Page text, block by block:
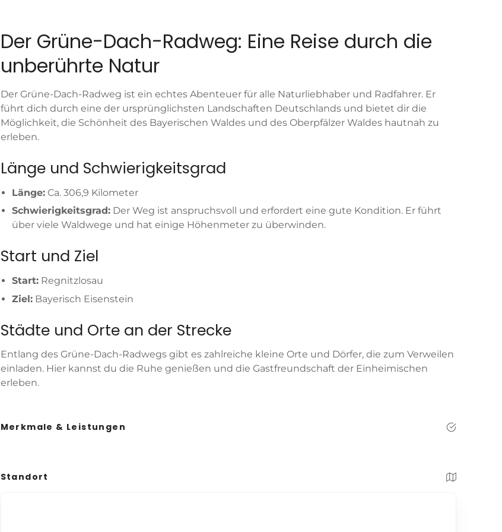
Der Grüne-Dach-Radweg: Eine Reise durch die
unberührte Natur
Der Grüne-Dach-Radweg ist ein echtes Abenteuer für alle Naturliebhaber und Radfahrer. Er
führt dich durch eine der ursprünglichsten Landschaften Deutschlands und bietet dir die
Möglichkeit, die Schönheit des Bayerischen Waldes und des Oberpfälzer Waldes hautnah zu
erleben.
Länge und Schwierigkeitsgrad
Länge:Ca. 306,9 Kilometer
Schwierigkeitsgrad:Der Weg ist anspruchsvoll und erfordert eine gute Kondition. Er führt
über viele Waldwege und hat einige Höhenmeter zu überwinden.
Start und Ziel
Start:Regnitzlosau
Ziel:Bayerisch Eisenstein
Städte und Orte an der Strecke
Entlang des Grüne-Dach-Radwegs gibt es zahlreiche kleine Orte und Dörfer, die zum Verweilen
einladen. Hier kannst du die Ruhe genießen und die Gastfreundschaft der Einheimischen
erleben.
Merkmale & Leistungen
Standort